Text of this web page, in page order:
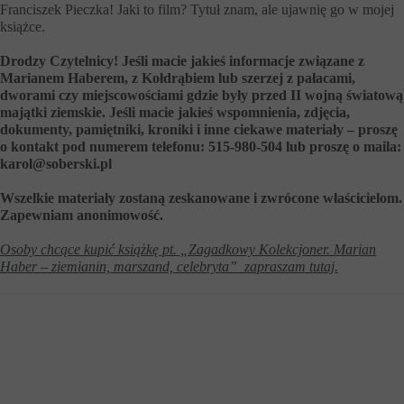
Franciszek Pieczka! Jaki to film? Tytuł znam, ale ujawnię go w mojej
książce.
Drodzy Czytelnicy! Jeśli macie jakieś informacje związane z
Marianem Haberem, z Kołdrąbiem lub szerzej z pałacami,
dworami czy miejscowościami gdzie były przed II wojną światową
majątki ziemskie. Jeśli macie jakieś wspomnienia, zdjęcia,
dokumenty, pamiętniki, kroniki i inne ciekawe materiały – proszę
o kontakt pod numerem telefonu: 515-980-504 lub proszę o maila:
karol@soberski.pl
Wszelkie materiały zostaną zeskanowane i zwrócone właścicielom.
Zapewniam anonimowość.
Osoby chcące kupić książkę pt. „Zagadkowy Kolekcjoner. Marian
Haber – ziemianin, marszand, celebryta” zapraszam tutaj.